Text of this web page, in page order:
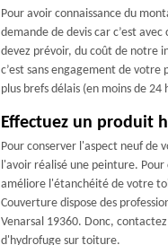
Pour avoir connaissance du
demande de devis car c’est
devez prévoir, du coût de notre
c’est sans engagement de
plus brefs délais (en moins de 24
Effectuez un produit
Pour conserver l'aspect neuf de
l'avoir réalisé une peinture.
améliore l'étanchéité de votre
Couverture dispose des
Venarsal 19360. Donc,
d'hydrofuge sur toiture.